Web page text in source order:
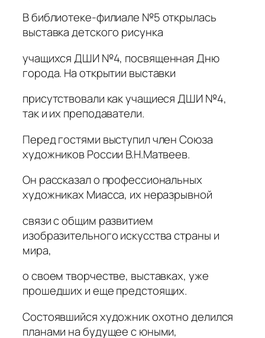
В библиотеке-филиале №5 открылась
выставка детского рисунка
учащихся ДШИ №4, посвященная Дню
города. На открытии выставки
присутствовали как учащиеся ДШИ №4,
так и их преподаватели.
Перед гостями выступил член Союза
художников России В.Н.Матвеев.
Он рассказал о профессиональных
художниках Миасса, их неразрывной
связи с общим развитием
изобразительного искусства страны и
мира,
о своем творчестве, выставках, уже
прошедших и еще предстоящих.
Состоявшийся художник охотно делился
планами на будущее с юными,